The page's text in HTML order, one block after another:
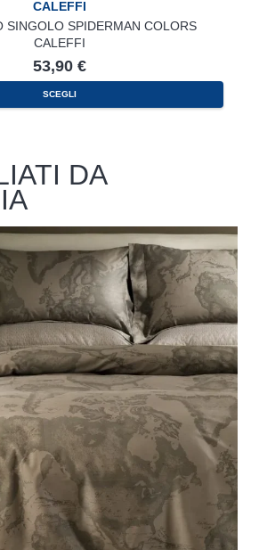
CALEFFI
SINGOLO SPIDERMAN COLORS
CALEFFI
53,90 €
SCEGLI
DA